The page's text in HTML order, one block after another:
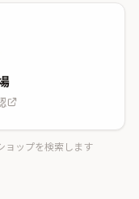
ョップを検索します